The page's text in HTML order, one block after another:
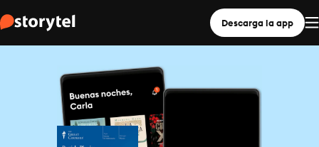
Descarga la app